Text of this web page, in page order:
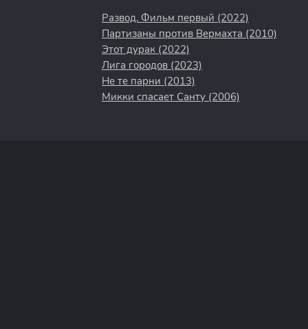
Развод. Фильм первый (2022)
Партизаны против Вермахта (2010)
Этот дурак (2022)
Лига городов (2023)
Не те парни (2013)
Микки спасает Санту (2006)